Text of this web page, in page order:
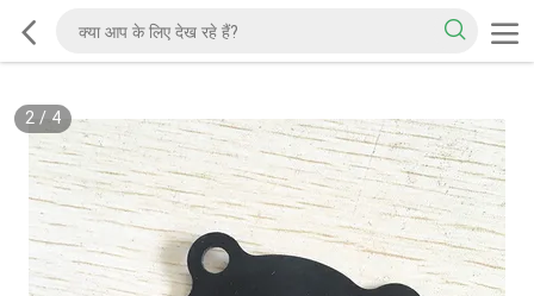
2/ 4